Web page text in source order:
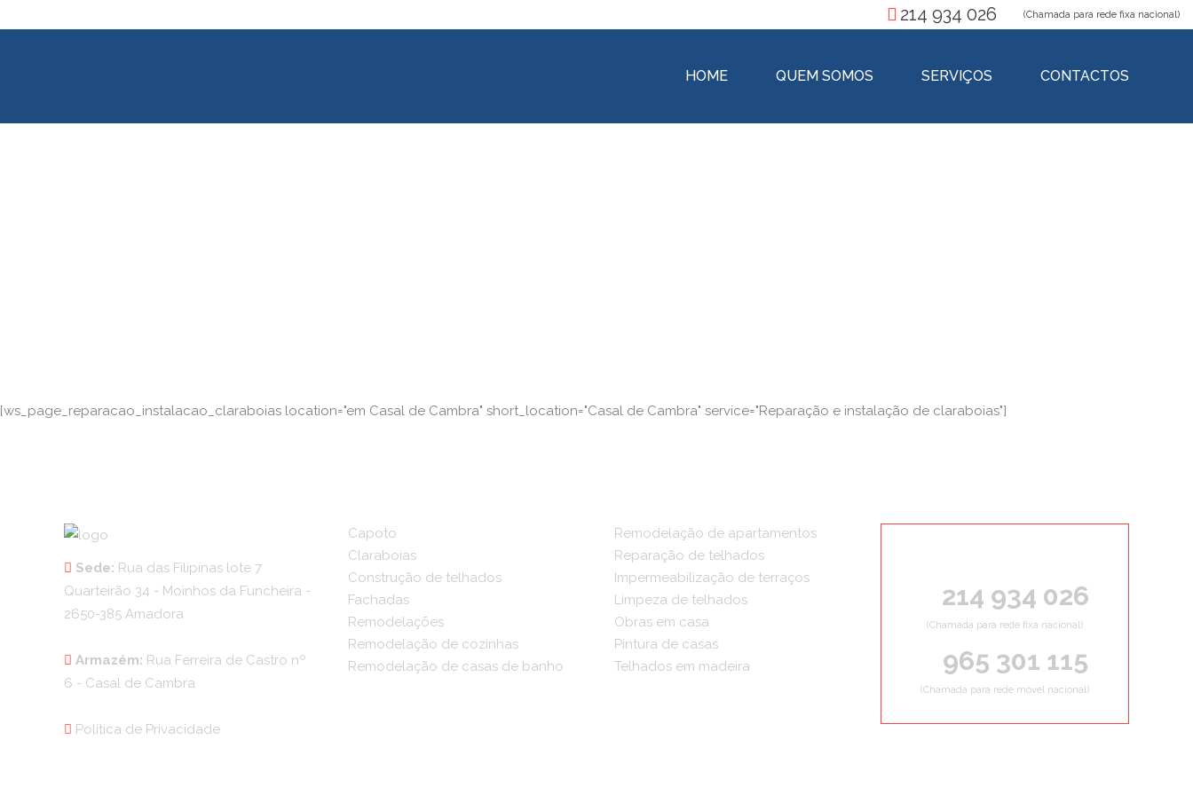
214 934 026 (Chamada para rede fixa nacional)
HOME QUEM SOMOS SERVIÇOS CONTACTOS
[ws_page_reparacao_instalacao_claraboias location="em Casal de Cambra" short_location="Casal de Cambra" service="Reparação e instalação de claraboias"]
Sede: Rua das Filipinas lote 7
Quarteirão 34 - Moinhos da Funcheira -
2650-385 Amadora
Armazém: Rua Ferreira de Castro nº
6 - Casal de Cambra
Política de Privacidade
Capoto
Claraboias
Construção de telhados
Fachadas
Remodelações
Remodelação de cozinhas
Remodelação de casas de banho
Remodelação de apartamentos
Reparação de telhados
Impermeabilização de terraços
Limpeza de telhados
Obras em casa
Pintura de casas
Telhados em madeira
214 934 026
(Chamada para rede fixa nacional)
965 301 115
(Chamada para rede móvel nacional)